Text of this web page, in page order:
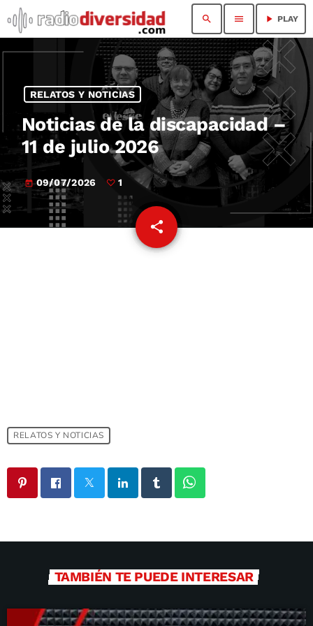
search menu play_arrow PLAY
RELATOS Y NOTICIAS
Noticias de la discapacidad –
11 de julio 2026
today 09/07/2026 1
share
email
RELATOS Y NOTICIAS
TAMBIÉN TE PUEDE INTERESAR